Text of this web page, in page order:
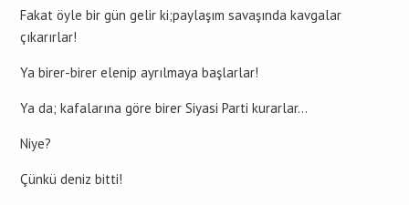
Fakat öyle bir gün gelir ki;paylaşım savaşında kavgalar
çıkarırlar!
Ya birer-birer elenip ayrılmaya başlarlar!
Ya da; kafalarına göre birer Siyasi Parti kurarlar…
Niye?
Çünkü deniz bitti!